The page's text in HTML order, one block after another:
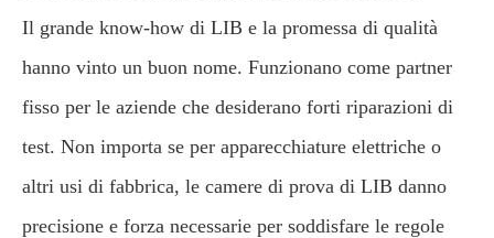
Il grande know-how di LIB e la promessa di qualità
hanno vinto un buon nome. Funzionano come partner
fisso per le aziende che desiderano forti riparazioni di
test. Non importa se per apparecchiature elettriche o
altri usi di fabbrica, le camere di prova di LIB danno
precisione e forza necessarie per soddisfare le regole